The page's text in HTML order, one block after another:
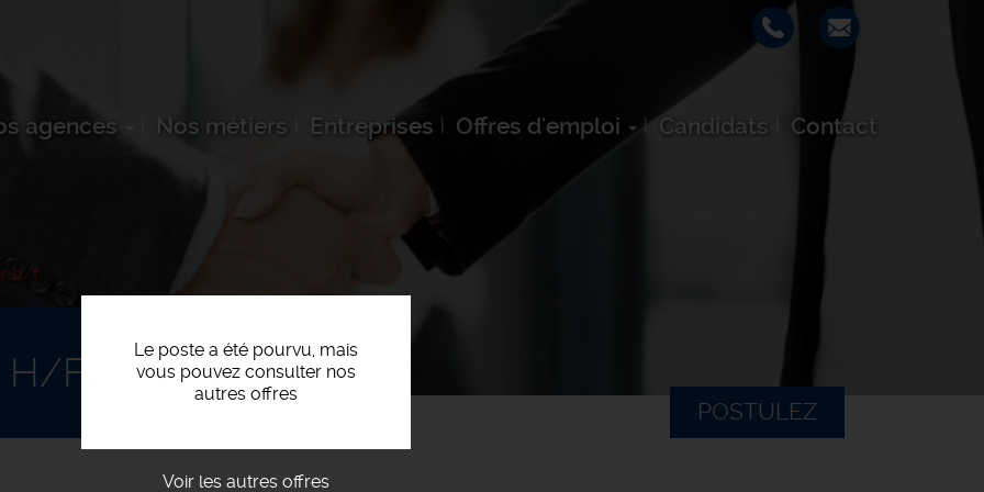
agences Nos métiers Entreprises Offres d'emploi Candidats Contact
h/f
Le poste a été pourvu, mais
vous pouvez consulter nos
autres offres
Voir les autres offres
POSTULEZ
H/F